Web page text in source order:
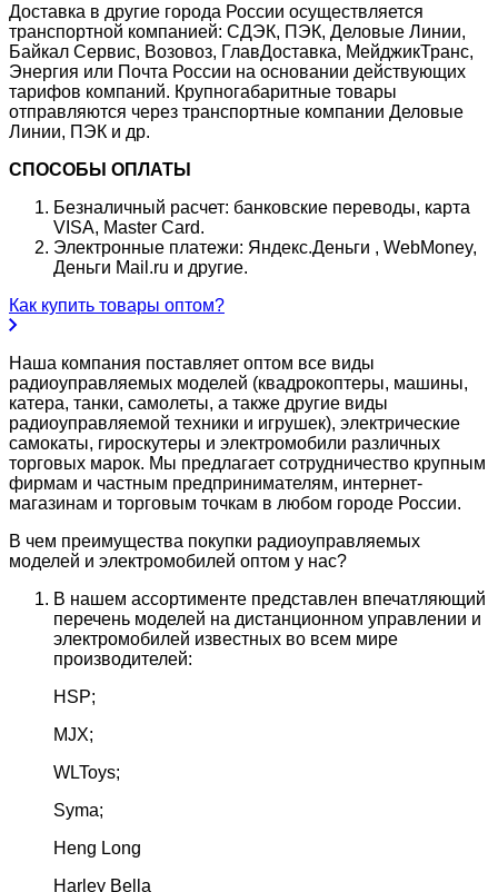
Доставка в другие города России осуществляется
транспортной компанией: СДЭК, ПЭК, Деловые Линии,
Байкал Сервис, Возовоз, ГлавДоставка, МейджикТранс,
Энергия или Почта России на основании действующих
тарифов компаний. Крупногабаритные товары
отправляются через транспортные компании Деловые
Линии, ПЭК и др.
СПОСОБЫ ОПЛАТЫ
Безналичный расчет: банковские переводы, карта
VISA, Master Card.
Электронные платежи: Яндекс.Деньги , WebMoney,
Деньги Mail.ru и другие.
Как купить товары оптом?
Наша компания поставляет оптом все виды
радиоуправляемых моделей (квадрокоптеры, машины,
катера, танки, самолеты, а также другие виды
радиоуправляемой техники и игрушек), электрические
самокаты, гироскутеры и электромобили различных
торговых марок. Мы предлагает сотрудничество крупным
фирмам и частным предпринимателям, интернет-
магазинам и торговым точкам в любом городе России.
В чем преимущества покупки радиоуправляемых
моделей и электромобилей оптом у нас?
В нашем ассортименте представлен впечатляющий
перечень моделей на дистанционном управлении и
электромобилей известных во всем мире
производителей:
HSP;
MJX;
WLToys;
Syma;
Heng Long
Harley Bella